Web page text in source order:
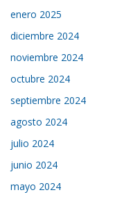
enero 2025
diciembre 2024
noviembre 2024
octubre 2024
septiembre 2024
agosto 2024
julio 2024
junio 2024
mayo 2024